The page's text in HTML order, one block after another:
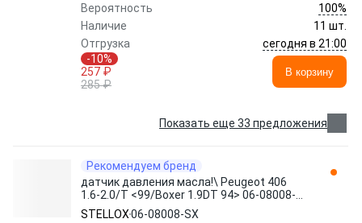
Вероятность
100%
Наличие
11 шт.
Отгрузка
сегодня в 21:00
-10%
257 ₽
285 ₽
В корзину
Показать еще 33 предложения
Рекомендуем бренд
датчик давления масла!\ Peugeot 406
1.6-2.0/T <99/Boxer 1.9DT 94> 06-08008-
SX STELLOX
STELLOX06-08008-SX